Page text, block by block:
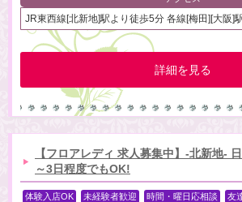
JR東西線[北新地]駅より徒歩5分 各線[梅田][大阪]
詳細を見る
【フロアレディ 求人募集中】-北新地-
～3日程度でもOK!
体験入店OK 未経験者歓迎 時間・曜日応相談
友